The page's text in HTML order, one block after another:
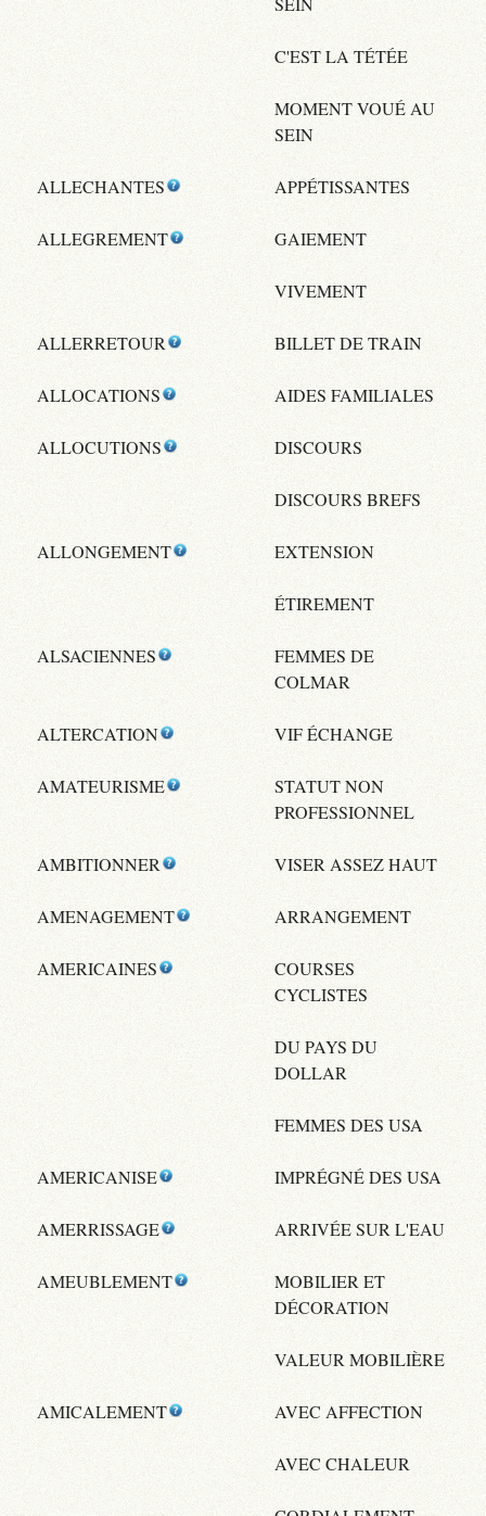
C'EST LA TÉTÉE
MOMENT VOUÉ AU
SEIN
ALLECHANTES APPÉTISSANTES
ALLEGREMENT GAIEMENT
VIVEMENT
ALLERRETOUR BILLET DE TRAIN
ALLOCATIONS AIDES FAMILIALES
ALLOCUTIONS DISCOURS
DISCOURS BREFS
ALLONGEMENT EXTENSION
ÉTIREMENT
ALSACIENNES
FEMMES DE
COLMAR
ALTERCATION VIF ÉCHANGE
AMATEURISME
STATUT NON
PROFESSIONNEL
AMBITIONNER VISER ASSEZ HAUT
AMENAGEMENT ARRANGEMENT
AMERICAINES
COURSES
CYCLISTES
DU PAYS DU
DOLLAR
FEMMES DES USA
AMERICANISE IMPRÉGNÉ DES USA
AMERRISSAGE ARRIVÉE SUR L'EAU
AMEUBLEMENT
MOBILIER ET
DÉCORATION
VALEUR MOBILIÈRE
AMICALEMENT AVEC AFFECTION
AVEC CHALEUR